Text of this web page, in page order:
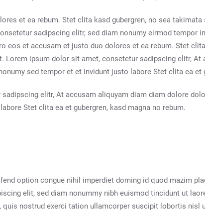
et ea rebum. Stet clita kasd gubergren, no sea
sadipscing elitr, sed diam nonumy eirmod tempor
eos et accusam et justo duo dolores et ea rebum. Stet
Lorem ipsum dolor sit amet, consetetur sadipscing elitr, At
sed tempor et et invidunt justo labore Stet clita ea et
elitr, At accusam aliquyam diam diam dolore
Stet clita ea et gubergren, kasd magna no rebum.
option congue nihil imperdiet doming id quod mazim
elit, sed diam nonummy nibh euismod tincidunt ut
nostrud exerci tation ullamcorper suscipit lobortis nisl